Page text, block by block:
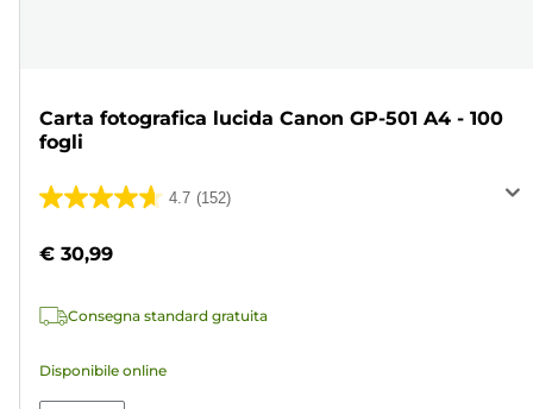
Carta fotografica lucida Canon GP-501 A4 - 100
fogli
4.7 (152)
4.7
5
152
€ 30,99
Consegna standard gratuita
Disponibile online